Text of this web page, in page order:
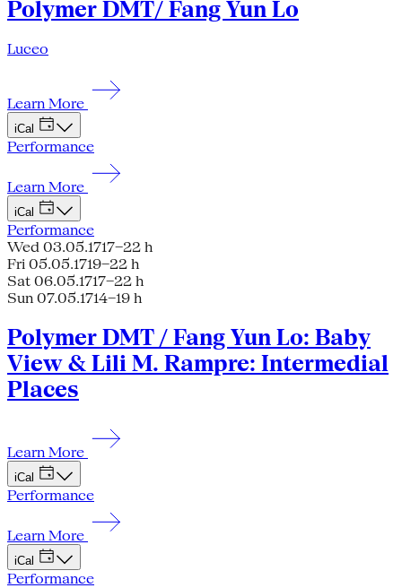
Polymer DMT/ Fang Yun Lo
Luceo
Learn More
iCal
Performance
Learn More
iCal
Performance
Wed 03.05.1717–22 h
Fri 05.05.1719–22 h
Sat 06.05.1717–22 h
Sun 07.05.1714–19 h
Polymer DMT / Fang Yun Lo: Baby
View & Lili M. Rampre: Intermedial
Places
Learn More
iCal
Performance
Learn More
iCal
Performance